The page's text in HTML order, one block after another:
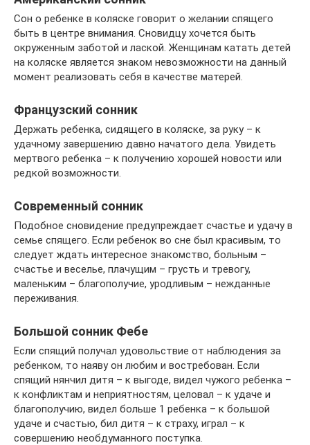
Сон о ребенке в коляске говорит о желании спящего
быть в центре внимания. Сновидцу хочется быть
окруженным заботой и лаской. Женщинам катать детей
на коляске является знаком невозможности на данный
момент реализовать себя в качестве матерей.
Французский сонник
Держать ребенка, сидящего в коляске, за руку – к
удачному завершению давно начатого дела. Увидеть
мертвого ребенка – к получению хорошей новости или
редкой возможности.
Современный сонник
Подобное сновидение предупреждает счастье и удачу в
семье спящего. Если ребенок во сне был красивым, то
следует ждать интересное знакомство, больным –
счастье и веселье, плачущим – грусть и тревогу,
маленьким – благополучие, уродливым – нежданные
переживания.
Большой сонник Фебе
Если спящий получал удовольствие от наблюдения за
ребенком, то наяву он любим и востребован. Если
спящий нянчил дитя – к выгоде, видел чужого ребенка –
к конфликтам и неприятностям, целовал – к удаче и
благополучию, видел больше 1 ребенка – к большой
удаче и счастью, бил дитя – к страху, играл – к
совершению необдуманного поступка.